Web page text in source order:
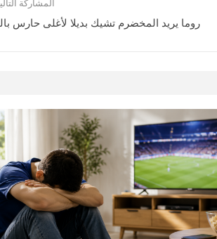
المشاركة
روما يريد المخضرم تشيك بديلا لأغلى حارس